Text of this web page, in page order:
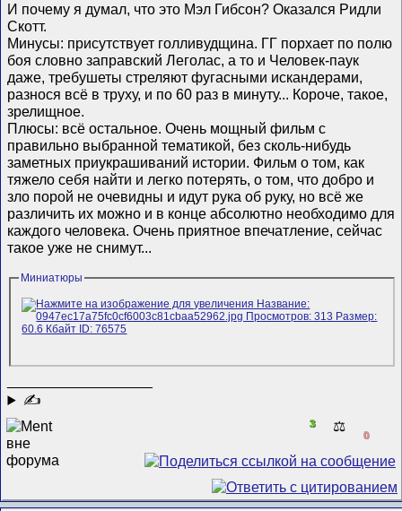
И почему я думал, что это Мэл Гибсон? Оказался Ридли
Скотт.
Минусы: присутствует голливудщина. ГГ порхает по полю
боя словно заправский Леголас, а то и Человек-паук
даже, требушеты стреляют фугасными искандерами,
разнося всё в труху, и по 60 раз в минуту... Короче, такое,
зрелищное.
Плюсы: всё остальное. Очень мощный фильм с
правильно выбранной тематикой, без сколь-нибудь
заметных приукрашиваний истории. Фильм о том, как
тяжело себя найти и легко потерять, о том, что добро и
зло порой не очевидны и идут рука об руку, но всё же
различить их можно и в конце абсолютно необходимо для
каждого человека. Очень приятное впечатление, сейчас
такое уже не снимут...
Миниатюры
✍
3 ⚖️
0